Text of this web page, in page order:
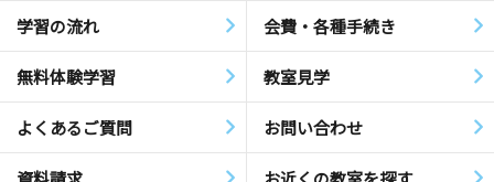
学習の流れ 会費・各種手続き
無料体験学習 教室見学
よくあるご質問 お問い合わせ